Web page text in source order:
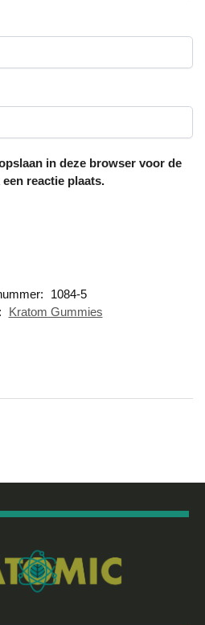
in deze browser voor de
reactie plaats.
1084-5
Kratom Gummies